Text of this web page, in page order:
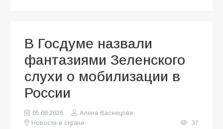
В Госдуме назвали
фантазиями Зеленского
слухи о мобилизации в
России
05.08.2026
Алена Васнецова
Новости в стране
37